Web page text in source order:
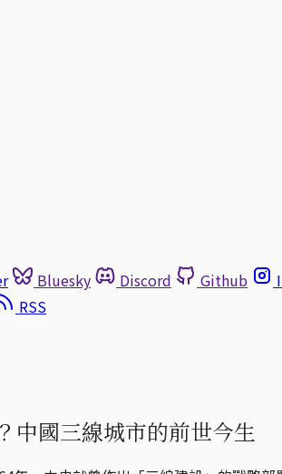
Bluesky Discord Github
RSS
中國三線城市的前世今生